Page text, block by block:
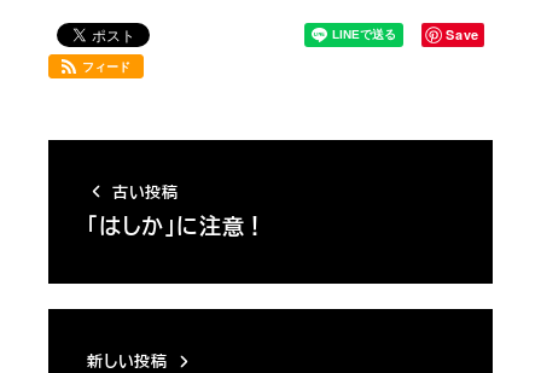
Save
フィード
古い投稿
「はしか」に注意！
新しい投稿